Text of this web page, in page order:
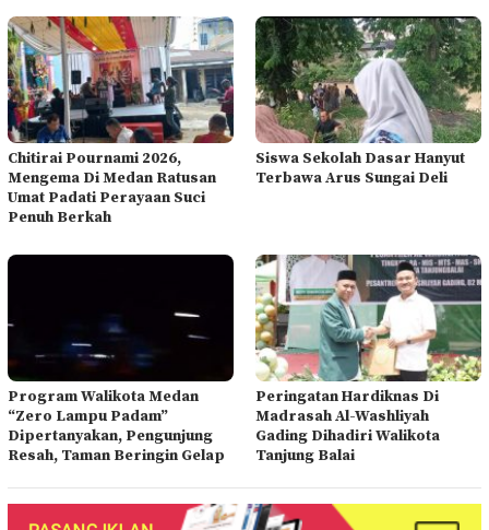
Chitirai Pournami 2026,
Mengema Di Medan Ratusan
Umat Padati Perayaan Suci
Penuh Berkah
Siswa Sekolah Dasar Hanyut
Terbawa Arus Sungai Deli
Program Walikota Medan
“Zero Lampu Padam”
Dipertanyakan, Pengunjung
Resah, Taman Beringin Gelap
Peringatan Hardiknas Di
Madrasah Al-Washliyah
Gading Dihadiri Walikota
Tanjung Balai